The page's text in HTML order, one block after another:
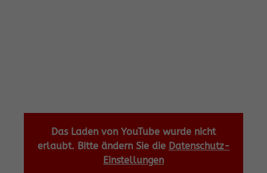
Das Laden von YouTube wurde nicht
erlaubt. Bitte ändern Sie die Datenschutz-
Einstellungen